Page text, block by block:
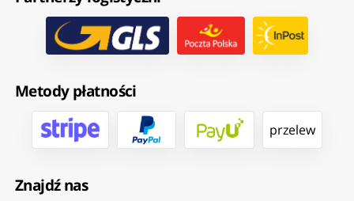
Metody płatności
przelew
Znajdź nas